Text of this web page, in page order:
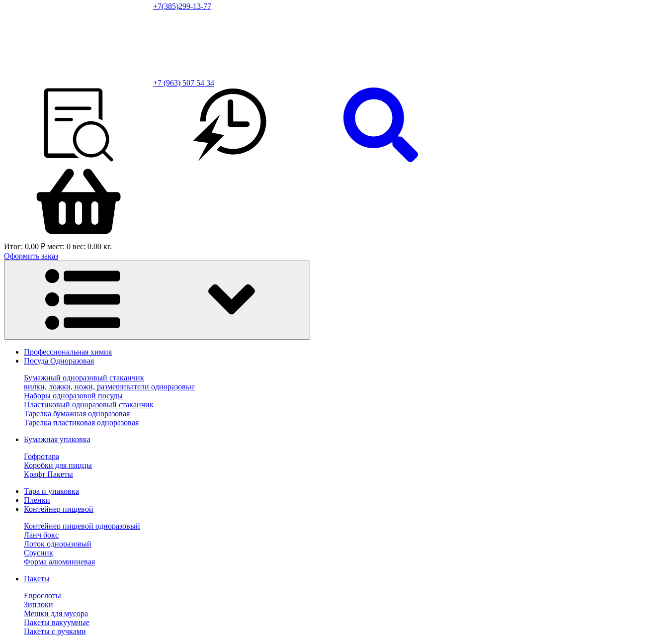
+7(385)299-13-77
+7 (963) 507 54 34
Итог: 0,00 ₽ мест: 0 вес: 0.00 кг.
Оформить заказ
Профессиональная химия
Посуда Одноразовая
Бумажный одноразовый стаканчик
вилки, ложки, ножи, размешиватели одноразовые
Наборы одноразовой посуды
Пластиковый одноразовый стаканчик
Тарелка бумажная одноразовая
Тарелка пластиковая одноразовая
Бумажная упаковка
Гофротара
Коробки для пиццы
Крафт Пакеты
Тара и упаковка
Пленки
Контейнер пищевой
Контейнер пищевой одноразовый
Ланч бокс
Лоток одноразовый
Соусник
Форма алюминиевая
Пакеты
Еврослоты
Зиплоки
Мешки для мусора
Пакеты вакуумные
Пакеты с ручками